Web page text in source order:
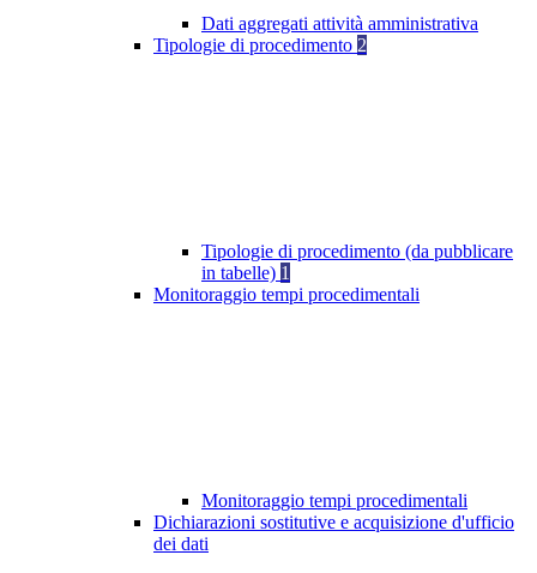
Dati aggregati attività amministrativa
Tipologie di procedimento 2
Tipologie di procedimento (da pubblicare
in tabelle) 1
Monitoraggio tempi procedimentali
Monitoraggio tempi procedimentali
Dichiarazioni sostitutive e acquisizione d'ufficio
dei dati